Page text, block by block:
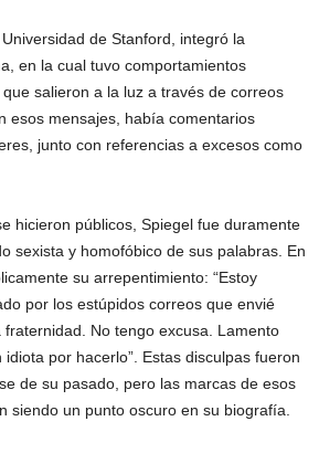
de Stanford, integró la
en la cual tuvo comportamientos
salieron a la luz a través de correos
esos mensajes, había comentarios
junto con referencias a excesos como
hicieron públicos, Spiegel fue duramente
sexista y homofóbico de sus palabras. En
su arrepentimiento: “Estoy
por los estúpidos correos que envié
No tengo excusa. Lamento
por hacerlo”. Estas disculpas fueron
de su pasado, pero las marcas de esos
siendo un punto oscuro en su biografía.